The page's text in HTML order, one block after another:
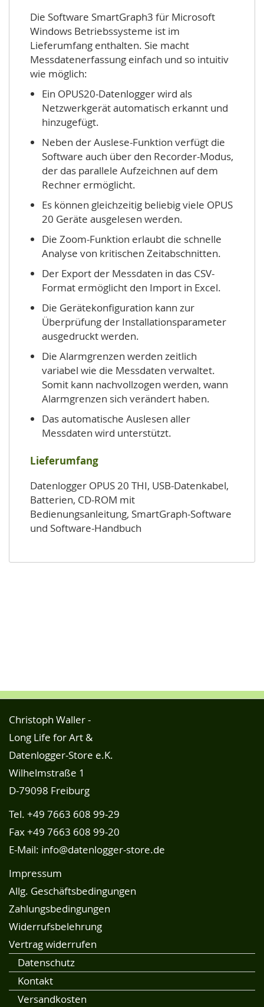
Die Software SmartGraph3 für Microsoft
Windows Betriebssysteme ist im
Lieferumfang enthalten. Sie macht
Messdatenerfassung einfach und so intuitiv
wie möglich:
Ein OPUS20-Datenlogger wird als
Netzwerkgerät automatisch erkannt und
hinzugefügt.
Neben der Auslese-Funktion verfügt die
Software auch über den Recorder-Modus,
der das parallele Aufzeichnen auf dem
Rechner ermöglicht.
Es können gleichzeitig beliebig viele OPUS
20 Geräte ausgelesen werden.
Die Zoom-Funktion erlaubt die schnelle
Analyse von kritischen Zeitabschnitten.
Der Export der Messdaten in das CSV-
Format ermöglicht den Import in Excel.
Die Gerätekonfiguration kann zur
Überprüfung der Installationsparameter
ausgedruckt werden.
Die Alarmgrenzen werden zeitlich
variabel wie die Messdaten verwaltet.
Somit kann nachvollzogen werden, wann
Alarmgrenzen sich verändert haben.
Das automatische Auslesen aller
Messdaten wird unterstützt.
Lieferumfang
Datenlogger OPUS 20 THI, USB-Datenkabel,
Batterien, CD-ROM mit
Bedienungsanleitung, SmartGraph-Software
und Software-Handbuch
Christoph Waller -
Long Life for Art &
Datenlogger-Store e.K.
Wilhelmstraße 1
D-79098 Freiburg
Tel. +49 7663 608 99-29
Fax +49 7663 608 99-20
E-Mail: info@datenlogger-store.de
Impressum
Allg. Geschäftsbedingungen
Zahlungsbedingungen
Widerrufsbelehrung
Vertrag widerrufen
Datenschutz
Kontakt
Versandkosten